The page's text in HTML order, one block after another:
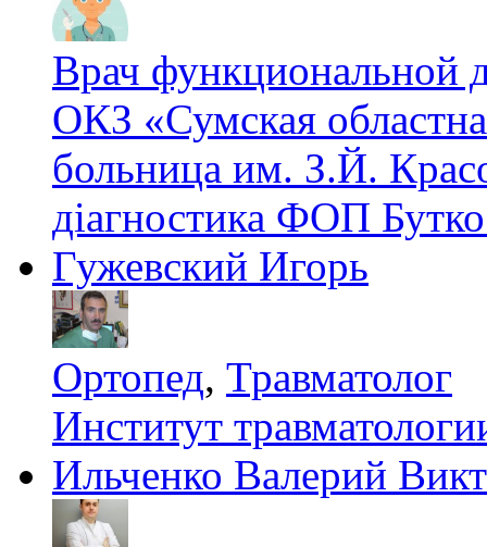
Врач функциональной
ОКЗ «Сумская
больница им. З.Й.
діагностика ФОП
Гужевский Игорь
Ортопед, Травматолог
Институт
Ильченко Валерий